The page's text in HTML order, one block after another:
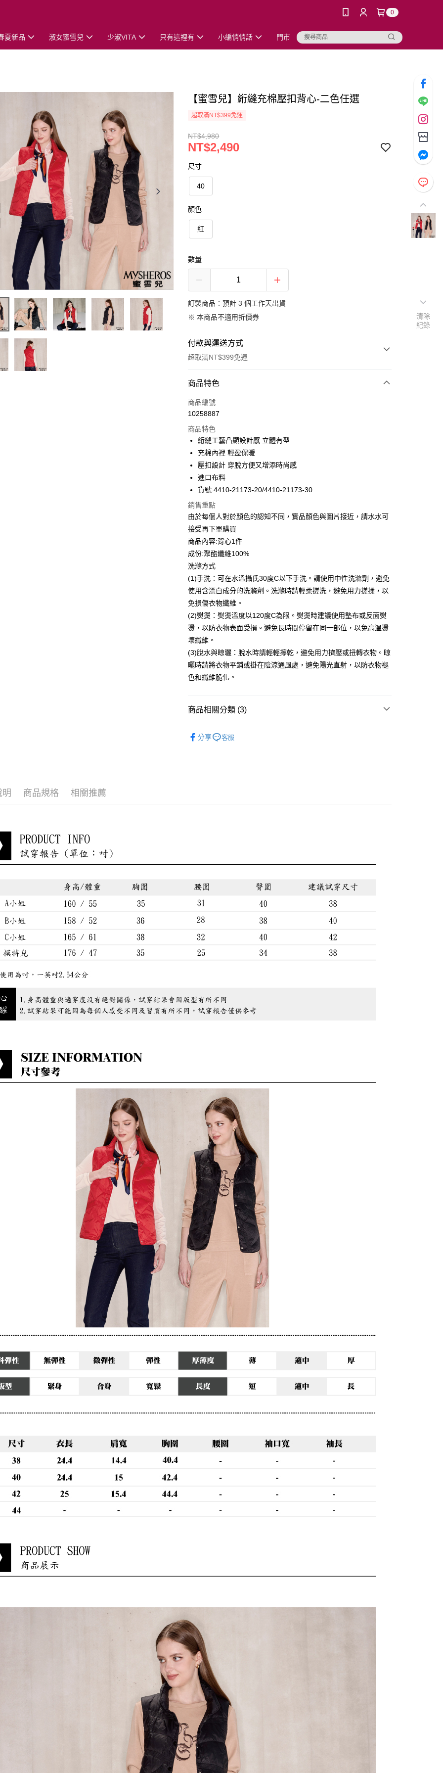
0
夏新品 淑女蜜雪兒 少淑VITA 只有這裡有 小編悄悄話 門市
【蜜雪兒】絎縫充棉壓扣背心-二色任選
超取滿NT$399免運
NT$4,980
NT$2,490
尺寸
40
顏色
紅
數量
訂製商品：預計 3 個工作天出貨
※ 本商品不適用折價券
付款與運送方式
超取滿NT$399免運
付款方式
信用卡一次付款
3 期 0 利率 每期 NT$830
合作金庫商業銀行
華南商業銀行
國泰世華商業銀行
臺灣中小企業銀行
台中商業銀行
匯豐（台灣）商業銀行
聯邦商業銀行
遠東國際商業銀行
玉山商業銀行
台新國際商業銀行
台灣樂天信用卡公司
LINE Pay
街口支付
悠遊付
全盈+PAY
ATM付款
貨到付款
運送方式
付款後全家取貨
每筆NT$80，滿NT$399(含以上)免運費
付款後7-11取貨
每筆NT$80，滿NT$888(含以上)免運費
宅配到府
貨到付款
商品特色
商品編號
10258887
商品特色
絎縫工藝凸顯設計感 立體有型
充棉內裡 輕盈保暖
壓扣設計 穿脫方便又增添時尚感
進口布料
貨號:4410-21173-20/4410-21173-30
銷售重點
由於每個人對於顏色的認知不同，實品顏色與圖片接近，請水水可
接受再下單購買
商品內容:背心1件
成份:聚酯纖維100%
洗滌方式
(1)手洗：可在水溫攝氏30度C以下手洗。請使用中性洗滌劑，避免
使用含漂白成分的洗滌劑。洗滌時請輕柔搓洗，避免用力搓揉，以
免損傷衣物纖維。
(2)熨燙：熨燙溫度以120度C為限。熨燙時建議使用墊布或反面熨
燙，以防衣物表面受損。避免長時間停留在同一部位，以免高溫燙
壞纖維。
(3)脫水與晾曬：脫水時請輕輕擰乾，避免用力擠壓或扭轉衣物。晾
曬時請將衣物平鋪或掛在陰涼通風處，避免陽光直射，以防衣物褪
色和纖維脆化。
商品相關分類 (3)
分享 客服
明 商品規格 相關推薦
清除
紀錄